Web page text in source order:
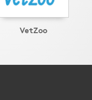
VetZoo